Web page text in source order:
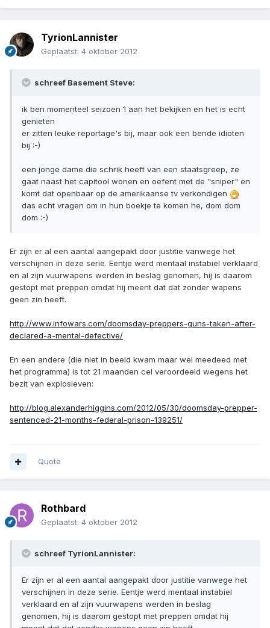
TyrionLannister
Geplaatst: 4 oktober 2012
schreef Basement Steve:
ik ben momenteel seizoen 1 aan het bekijken en het is echt
genieten
er zitten leuke reportage's bij, maar ook een bende idioten
bij :-)
een jonge dame die schrik heeft van een staatsgreep, ze
gaat naast het capitool wonen en oefent met de "sniper" en
komt dat openbaar op de amerikaanse tv verkondigen
das echt vragen om in hun boekje te komen he, dom dom
dom :-)
Er zijn er al een aantal aangepakt door justitie vanwege het
verschijnen in deze serie. Eentje werd mentaal instabiel verklaard
en al zijn vuurwapens werden in beslag genomen, hij is daarom
gestopt met preppen omdat hij meent dat dat zonder wapens
geen zin heeft.
http://www.infowars.com/doomsday-preppers-guns-taken-after-
declared-a-mental-defective/
En een andere (die niet in beeld kwam maar wel meedeed met
het programma) is tot 21 maanden cel veroordeeld wegens het
bezit van explosieven:
http://blog.alexanderhiggins.com/2012/05/30/doomsday-prepper-
sentenced-21-months-federal-prison-139251/
Quote
Rothbard
Geplaatst: 4 oktober 2012
schreef TyrionLannister:
Er zijn er al een aantal aangepakt door justitie vanwege het
verschijnen in deze serie. Eentje werd mentaal instabiel
verklaard en al zijn vuurwapens werden in beslag
genomen, hij is daarom gestopt met preppen omdat hij